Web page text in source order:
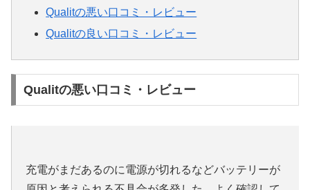
Qualitの悪い口コミ・レビュー
Qualitの良い口コミ・レビュー
Qualitの悪い口コミ・レビュー
充電がまだあるのに電源が切れるなどバッテリーが